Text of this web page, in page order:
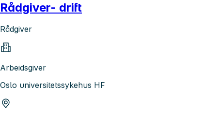
Rådgiver- drift
Rådgiver
Arbeidsgiver
Oslo universitetssykehus HF